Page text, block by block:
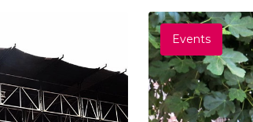
Events